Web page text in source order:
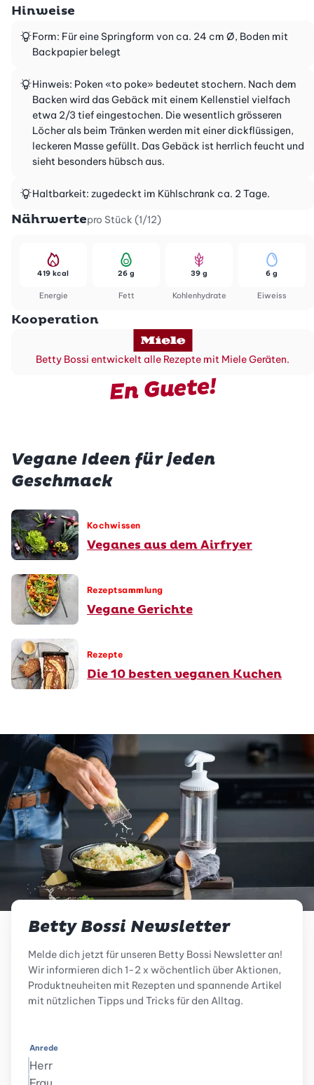
Hinweise
Form: Für eine Springform von ca. 24 cm Ø, Boden mit
Backpapier belegt
Hinweis: Poken «to poke» bedeutet stochern. Nach dem
Backen wird das Gebäck mit einem Kellenstiel vielfach
etwa 2/3 tief eingestochen. Die wesentlich grösseren
Löcher als beim Tränken werden mit einer dickflüssigen,
leckeren Masse gefüllt. Das Gebäck ist herrlich feucht und
sieht besonders hübsch aus.
Haltbarkeit: zugedeckt im Kühlschrank ca. 2 Tage.
Nährwertepro Stück (1/12)
Energie
419 kcal
Fett
26 g
Kohlenhydrate
39 g
Eiweiss
6 g
Kooperation
Betty Bossi entwickelt alle Rezepte mit Miele Geräten.
En Guete!
Vegane Ideen für jeden
Geschmack
Kochwissen
Veganes aus dem Airfryer
Rezeptsammlung
Vegane Gerichte
Rezepte
Die 10 besten veganen Kuchen
Betty Bossi Newsletter
Melde dich jetzt für unseren Betty Bossi Newsletter an!
Wir informieren dich 1-2 x wöchentlich über Aktionen,
Produktneuheiten mit Rezepten und spannende Artikel
mit nützlichen Tipps und Tricks für den Alltag.
Anrede
Herr